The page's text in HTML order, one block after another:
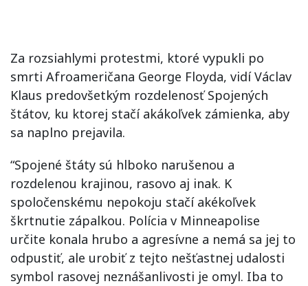
Za rozsiahlymi protestmi, ktoré vypukli po
smrti Afroameričana George Floyda, vidí Václav
Klaus predovšetkým rozdelenosť Spojených
štátov, ku ktorej stačí akákoľvek zámienka, aby
sa naplno prejavila.
“Spojené štáty sú hlboko narušenou a
rozdelenou krajinou, rasovo aj inak. K
spoločenskému nepokoju stačí akékoľvek
škrtnutie zápalkou. Polícia v Minneapolise
určite konala hrubo a agresívne a nemá sa jej to
odpustiť, ale urobiť z tejto nešťastnej udalosti
symbol rasovej neznášanlivosti je omyl. Iba to